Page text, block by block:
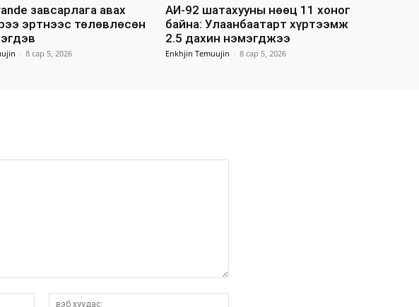
завсарлага авах
эртнээс төлөвлөсөн
- 8 сар 5, 2026
АИ-92 шатахууны нөөц 11 хоног
байна: Улаанбаатарт хүртээмж
2.5 дахин нэмэгджээ
Enkhjin Temuujin - 8 сар 5, 2026